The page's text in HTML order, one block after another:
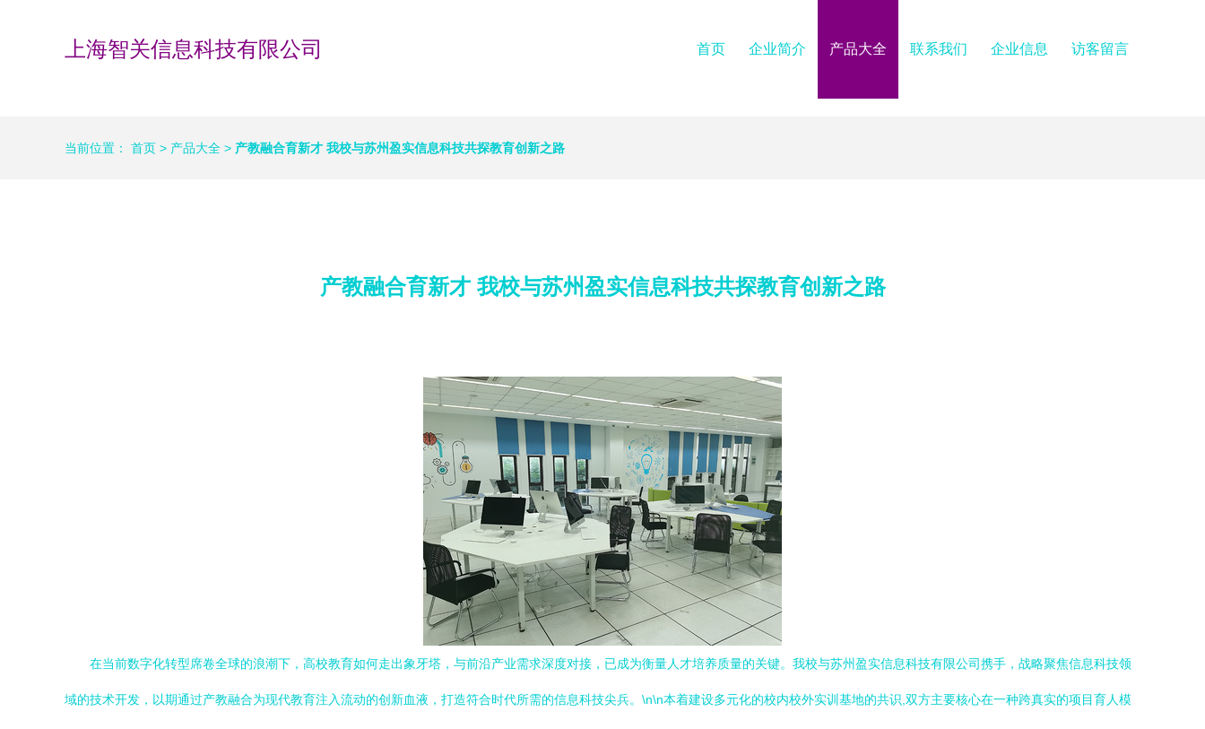
上海智关信息科技有限公司 首页 企业简介 产品大全 联系我们 企业信息 访客留言
当前位置： 首页 > 产品大全 > 产教融合育新才 我校与苏州盈实信息科技共探教育创新之路
产教融合育新才 我校与苏州盈实信息科技共探教育创新之路
在当前数字化转型席卷全球的浪潮下，高校教育如何走出象牙塔，与前沿产业需求深度对接，已成为衡量人才培养质量的关键。我校与苏州盈实信息科技有限公司携手，战略聚焦信息科技领
域的技术开发，以期通过产教融合为现代教育注入流动的创新血液，打造符合时代所需的信息科技尖兵。\n\n本着建设多元化的校内校外实训基地的共识,双方主要核心在一种跨真实的项目育人模